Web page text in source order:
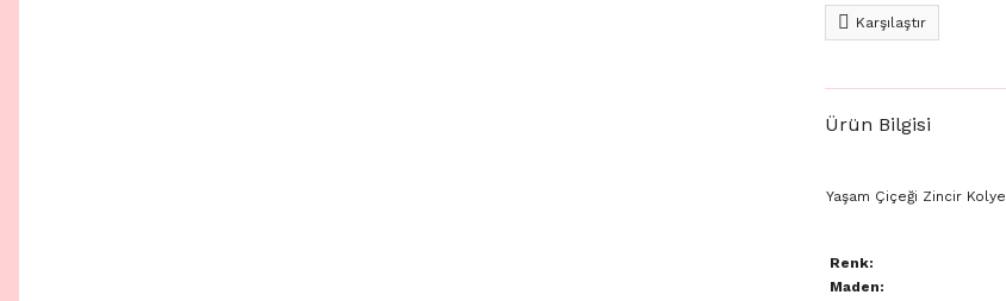
Karşılaştır
Ürün Bilgisi
Yaşam Çiçeği Zincir Kolye
Renk:
Maden: